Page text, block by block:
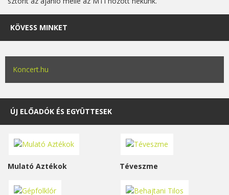
KÖVESS MINKET
Koncert.hu
ÚJ ELŐADÓK ÉS EGYÜTTESEK
Mulató Aztékok Téveszme